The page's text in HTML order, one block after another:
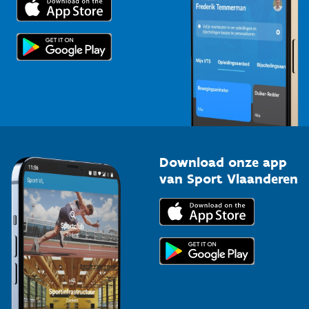
Topsporters
Voor de pers
Download onze app
van Sport Vlaanderen